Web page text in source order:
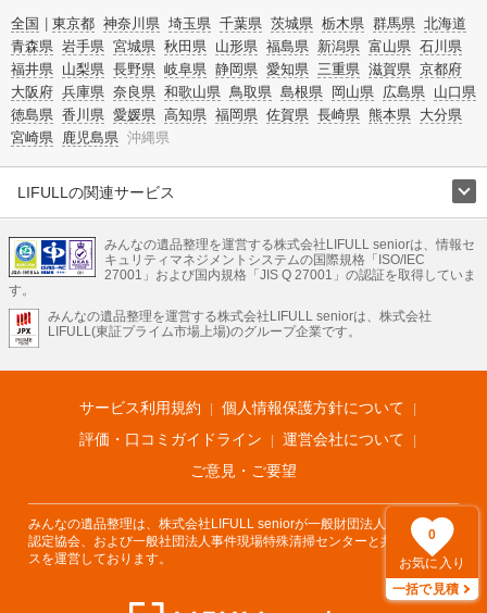
0
お気に入り
一括で見積
全国 東京都 神奈川県 埼玉県 千葉県 茨城県 栃木県 群馬県 北海道
青森県 岩手県 宮城県 秋田県 山形県 福島県 新潟県 富山県 石川県
福井県 山梨県 長野県 岐阜県 静岡県 愛知県 三重県 滋賀県 京都府
大阪府 兵庫県 奈良県 和歌山県 鳥取県 島根県 岡山県 広島県 山口県
徳島県 香川県 愛媛県 高知県 福岡県 佐賀県 長崎県 熊本県 大分県
宮崎県 鹿児島県 沖縄県
LIFULLの関連サービス
不動産・住宅
引越し 老人ホーム 地方創生 ママの就労支援
不動産クラウドファンディング 遺品整理 老後の暮らし情報
LIFULL HOME'Sのサービス
不動産・住宅
不動産査定 マンション専門売却査定 不動産投資 アドバイザー
不動産アーカイブ
空き家バンク 家賃相場 不動産会社
まちむすび
不動産用語集 住まいのお役立ち情報
LIFULL HOME'S PRESS
アプリ 不動産データ 不動産転職
みんなの遺品整理を運営する株式会社LIFULL seniorは、情報セ
キュリティマネジメントシステムの国際規格「ISO/IEC
27001」および国内規格「JIS Q 27001」の認証を取得していま
す。
みんなの遺品整理を運営する株式会社LIFULL seniorは、株式会社
LIFULL(東証プライム市場上場)のグループ企業です。
サービス利用規約
個人情報保護方針について
評価・口コミガイドライン
運営会社について
ご意見・ご要望
みんなの遺品整理は、株式会社LIFULL seniorが一般財団法人遺品整理士
認定協会、および一般社団法人事件現場特殊清掃センターと共同でサービ
スを運営しております。